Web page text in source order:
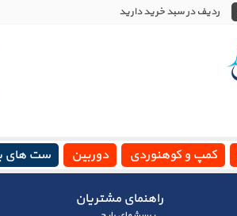
ردیف در سبد خرید دارید
کمپ و کوهنوردی دوربین ست های
راهنمای مشتریان